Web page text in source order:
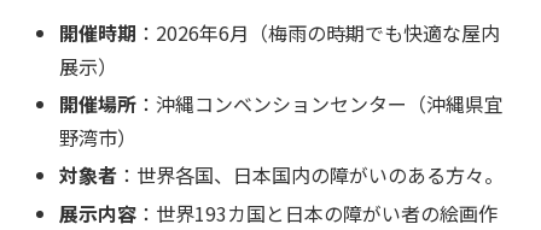
開催時期 ：2026年6月（梅雨の時期でも快適な屋内
展示）
開催場所 ：沖縄コンベンションセンター（沖縄県宜
野湾市）
対象者 ：世界各国、日本国内の障がいのある方々。
展示内容 ：世界193カ国と日本の障がい者の絵画作